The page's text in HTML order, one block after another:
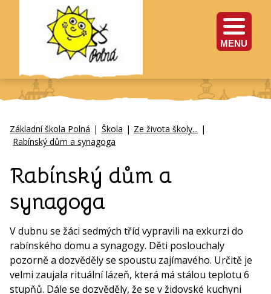
MENU
Základní škola Polná | Škola | Ze života školy... |
Rabínský dům a synagoga
Rabínský dům a
synagoga
V dubnu se žáci sedmých tříd vypravili na exkurzi do
rabínského domu a synagogy. Děti poslouchaly
pozorně a dozvěděly se spoustu zajímavého. Určitě je
velmi zaujala rituální lázeň, která má stálou teplotu 6
stupňů. Dále se dozvěděly, že se v židovské kuchyni